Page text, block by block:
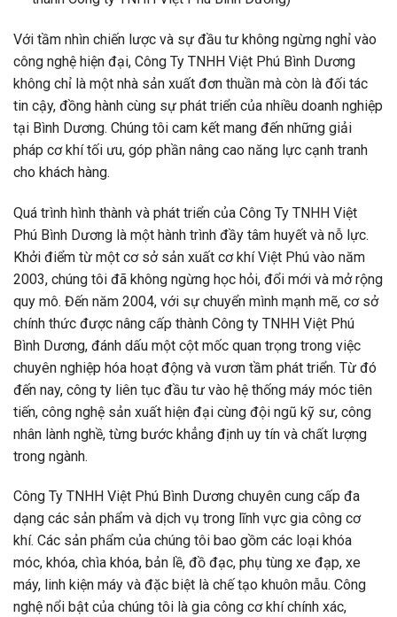
Với tầm nhìn chiến lược và sự đầu tư không ngừng nghỉ vào
công nghệ hiện đại, Công Ty TNHH Việt Phú Bình Dương
không chỉ là một nhà sản xuất đơn thuần mà còn là đối tác
tin cậy, đồng hành cùng sự phát triển của nhiều doanh nghiệp
tại Bình Dương. Chúng tôi cam kết mang đến những giải
pháp cơ khí tối ưu, góp phần nâng cao năng lực cạnh tranh
cho khách hàng.
Quá trình hình thành và phát triển của Công Ty TNHH Việt
Phú Bình Dương là một hành trình đầy tâm huyết và nỗ lực.
Khởi điểm từ một cơ sở sản xuất cơ khí Việt Phú vào năm
2003, chúng tôi đã không ngừng học hỏi, đổi mới và mở rộng
quy mô. Đến năm 2004, với sự chuyển mình mạnh mẽ, cơ sở
chính thức được nâng cấp thành Công ty TNHH Việt Phú
Bình Dương, đánh dấu một cột mốc quan trọng trong việc
chuyên nghiệp hóa hoạt động và vươn tầm phát triển. Từ đó
đến nay, công ty liên tục đầu tư vào hệ thống máy móc tiên
tiến, công nghệ sản xuất hiện đại cùng đội ngũ kỹ sư, công
nhân lành nghề, từng bước khẳng định uy tín và chất lượng
trong ngành.
Công Ty TNHH Việt Phú Bình Dương chuyên cung cấp đa
dạng các sản phẩm và dịch vụ trong lĩnh vực gia công cơ
khí. Các sản phẩm của chúng tôi bao gồm các loại khóa
móc, khóa, chìa khóa, bản lề, đồ đạc, phụ tùng xe đạp, xe
máy, linh kiện máy và đặc biệt là chế tạo khuôn mẫu. Công
nghệ nổi bật của chúng tôi là gia công cơ khí chính xác,